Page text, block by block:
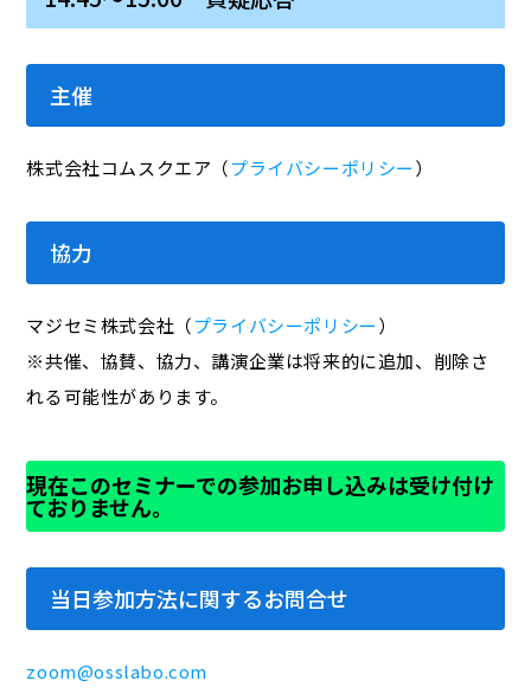
主催
株式会社コムスクエア（プライバシーポリシー）
協力
マジセミ株式会社（プライバシーポリシー）
※共催、協賛、協力、講演企業は将来的に追加、削除さ
れる可能性があります。
現在このセミナーでの参加お申し込みは受け付け
ておりません。
当日参加方法に関するお問合せ
zoom@osslabo.com